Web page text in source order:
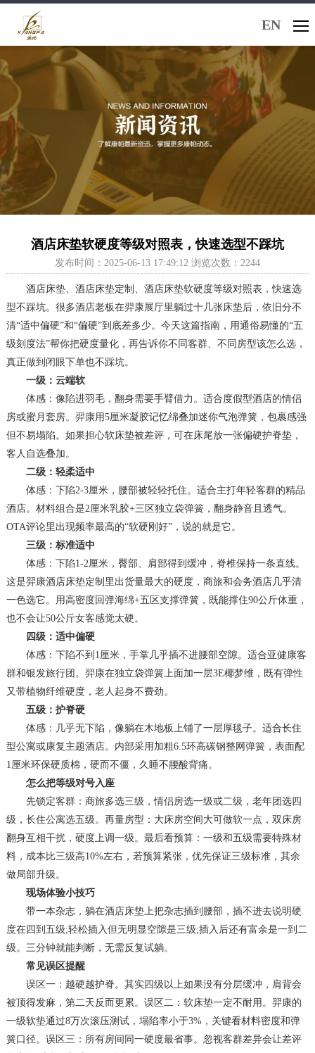
EN
酒店床垫软硬度等级对照表，快速选型不踩坑
发布时间：2025-06-13 17:49:12 浏览次数：2244
酒店床垫、酒店床垫定制、酒店床垫软硬度等级对照表，快速选
型不踩坑。很多酒店老板在羿康展厅里躺过十几张床垫后，依旧分不
清“适中偏硬”和“偏硬”到底差多少。今天这篇指南，用通俗易懂的“五
级刻度法”帮你把硬度量化，再告诉你不同客群、不同房型该怎么选，
真正做到闭眼下单也不踩坑。
一级：云端软
体感：像陷进羽毛，翻身需要手臂借力。适合度假型酒店的情侣
房或蜜月套房。羿康用5厘米凝胶记忆绵叠加迷你气泡弹簧，包裹感强
但不易塌陷。如果担心软床垫被差评，可在床尾放一张偏硬护脊垫，
客人自选叠加。
二级：轻柔适中
体感：下陷2-3厘米，腰部被轻轻托住。适合主打年轻客群的精品
酒店。材料组合是2厘米乳胶+三区独立袋弹簧，翻身静音且透气。
OTA评论里出现频率最高的“软硬刚好”，说的就是它。
三级：标准适中
体感：下陷1-2厘米，臀部、肩部得到缓冲，脊椎保持一条直线。
这是羿康酒店床垫定制里出货量最大的硬度，商旅和会务酒店几乎清
一色选它。用高密度回弹海绵+五区支撑弹簧，既能撑住90公斤体重，
也不会让50公斤女客感觉太硬。
四级：适中偏硬
体感：下陷不到1厘米，手掌几乎插不进腰部空隙。适合亚健康客
群和银发旅行团。羿康在独立袋弹簧上面加一层3E椰梦维，既有弹性
又带植物纤维硬度，老人起身不费劲。
五级：护脊硬
体感：几乎无下陷，像躺在木地板上铺了一层厚毯子。适合长住
型公寓或康复主题酒店。内部采用加粗6.5环高碳钢整网弹簧，表面配
1厘米环保硬质棉，硬而不僵，久睡不腰酸背痛。
怎么把等级对号入座
先锁定客群：商旅多选三级，情侣房选一级或二级，老年团选四
级，长住公寓选五级。再量房型：大床房空间大可做软一点，双床房
翻身互相干扰，硬度上调一级。最后看预算：一级和五级需要特殊材
料，成本比三级高10%左右，若预算紧张，优先保证三级标准，其余
做局部升级。
现场体验小技巧
带一本杂志，躺在酒店床垫上把杂志插到腰部，插不进去说明硬
度在四到五级;轻松插入但无明显空隙是三级;插入后还有富余是一到二
级。三分钟就能判断，无需反复试躺。
常见误区提醒
误区一：越硬越护脊。其实四级以上如果没有分层缓冲，肩背会
被顶得发麻，第二天反而更累。误区二：软床垫一定不耐用。羿康的
一级软垫通过8万次滚压测试，塌陷率小于3%，关键看材料密度和弹
簧口径。误区三：所有房间同一硬度最省事。忽视客群差异会让差评